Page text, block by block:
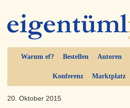
Warum ef? Bestellen Autoren
Konferenz Marktplatz
20. Oktober 2015